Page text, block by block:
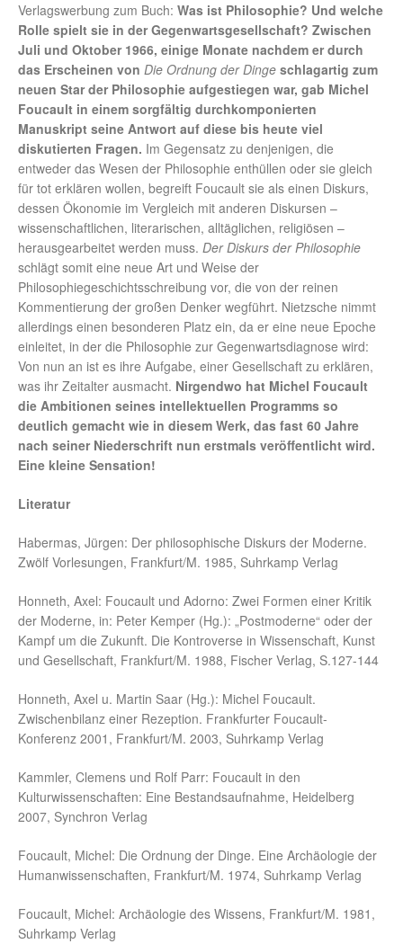
Verlagswerbung zum Buch: Was ist Philosophie? Und welche
Rolle spielt sie in der Gegenwartsgesellschaft? Zwischen
Juli und Oktober 1966, einige Monate nachdem er durch
das Erscheinen von Die Ordnung der Dinge schlagartig zum
neuen Star der Philosophie aufgestiegen war, gab Michel
Foucault in einem sorgfältig durchkomponierten
Manuskript seine Antwort auf diese bis heute viel
diskutierten Fragen. Im Gegensatz zu denjenigen, die
entweder das Wesen der Philosophie enthüllen oder sie gleich
für tot erklären wollen, begreift Foucault sie als einen Diskurs,
dessen Ökonomie im Vergleich mit anderen Diskursen –
wissenschaftlichen, literarischen, alltäglichen, religiösen –
herausgearbeitet werden muss. Der Diskurs der Philosophie
schlägt somit eine neue Art und Weise der
Philosophiegeschichtsschreibung vor, die von der reinen
Kommentierung der großen Denker wegführt. Nietzsche nimmt
allerdings einen besonderen Platz ein, da er eine neue Epoche
einleitet, in der die Philosophie zur Gegenwartsdiagnose wird:
Von nun an ist es ihre Aufgabe, einer Gesellschaft zu erklären,
was ihr Zeitalter ausmacht. Nirgendwo hat Michel Foucault
die Ambitionen seines intellektuellen Programms so
deutlich gemacht wie in diesem Werk, das fast 60 Jahre
nach seiner Niederschrift nun erstmals veröffentlicht wird.
Eine kleine Sensation!
Literatur
Habermas, Jürgen: Der philosophische Diskurs der Moderne.
Zwölf Vorlesungen, Frankfurt/M. 1985, Suhrkamp Verlag
Honneth, Axel: Foucault und Adorno: Zwei Formen einer Kritik
der Moderne, in: Peter Kemper (Hg.): „Postmoderne“ oder der
Kampf um die Zukunft. Die Kontroverse in Wissenschaft, Kunst
und Gesellschaft, Frankfurt/M. 1988, Fischer Verlag, S.127-144
Honneth, Axel u. Martin Saar (Hg.): Michel Foucault.
Zwischenbilanz einer Rezeption. Frankfurter Foucault-
Konferenz 2001, Frankfurt/M. 2003, Suhrkamp Verlag
Kammler, Clemens und Rolf Parr: Foucault in den
Kulturwissenschaften: Eine Bestandsaufnahme, Heidelberg
2007, Synchron Verlag
Foucault, Michel: Die Ordnung der Dinge. Eine Archäologie der
Humanwissenschaften, Frankfurt/M. 1974, Suhrkamp Verlag
Foucault, Michel: Archäologie des Wissens, Frankfurt/M. 1981,
Suhrkamp Verlag